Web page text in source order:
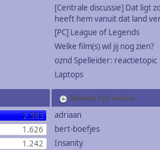
[Centrale discussie] Dat ligt
heeft hem vanuit dat land
[PC] League of Legends
Welke film(s) wil jij nog zien?
oznd Spelleider: reactietopic
Laptops
2.383
1.626
1.242
Meeste tijd online
adriaan
bert-boefjes
Insanity